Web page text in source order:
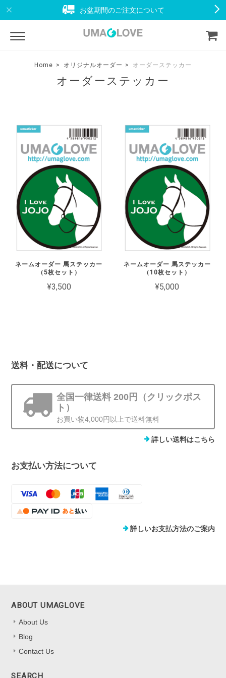
お盆期間のご注文について
Home オリジナルオーダー オーダーステッカー
オーダーステッカー
ネームオーダー 馬ステッカー
（5枚セット）
¥3,500
ネームオーダー 馬ステッカー
（10枚セット）
¥5,000
送料・配送について
全国一律送料 200円（クリックポス
ト）
お買い物4,000円以上で送料無料
詳しい送料はこちら
お支払い方法について
詳しいお支払方法のご案内
ABOUT UMAGLOVE
About Us
Blog
Contact Us
SEARCH